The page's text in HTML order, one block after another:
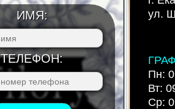
ИМЯ:
ТЕЛЕФОН:
ул.
Пн:
Вт:
Ср: